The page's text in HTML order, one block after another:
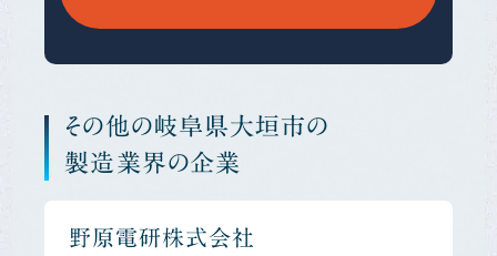
その他の岐阜県大垣市の
製造業界の企業
野原電研株式会社